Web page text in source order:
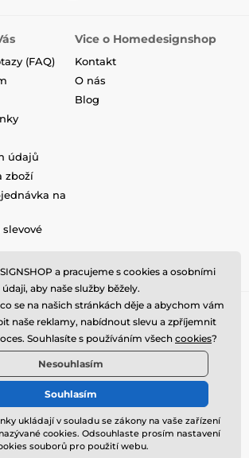
(FAQ)
údajů
zboží
na
Vice o Homedesignshop
Kontakt
O nás
Blog
⦁ E-shop vytvořilaSIMPLIA.cz
a pracujeme s cookies a osobními
údaji, aby naše služby běžely.
se na našich stránkách děje a abychom vám
naše reklamy, nabídnout slevu a zpříjemnit
Souhlasíte s používáním všech cookies?
Nesouhlasím
Souhlasím
ukládají v souladu se zákony na vaše zařízení
cookies. Odsouhlaste prosím nastavení
souborů pro použití webu.